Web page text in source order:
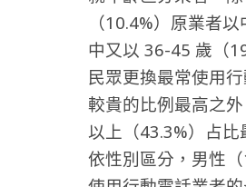
（10.4%）原業者
中又以 36-45 歲（
民眾更換最常使用
較貴的比例最高之
以上（43.3%）占比
依性別區分，男性